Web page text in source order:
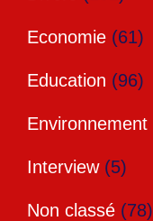
Economie (61)
Education (96)
Environnement
Interview(5)
Non classé (78)